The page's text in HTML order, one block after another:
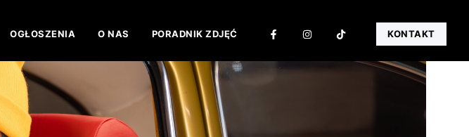
OGŁOSZENIA O NAS PORADNIK ZDJĘĆ KONTAKT